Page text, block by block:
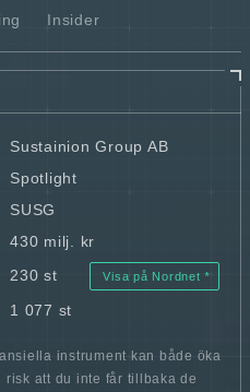
Insider
Sustainion Group AB
Spotlight
SUSG
430 milj. kr
230 st Visa på Nordnet
1 077 st
instrument kan både öka
risk att du inte får tillbaka de